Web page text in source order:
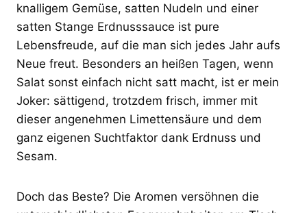
knalligem Gemüse, satten Nudeln und einer
satten Stange Erdnusssauce ist pure
Lebensfreude, auf die man sich jedes Jahr aufs
Neue freut. Besonders an heißen Tagen, wenn
Salat sonst einfach nicht satt macht, ist er mein
Joker: sättigend, trotzdem frisch, immer mit
dieser angenehmen Limettensäure und dem
ganz eigenen Suchtfaktor dank Erdnuss und
Sesam.
Doch das Beste? Die Aromen versöhnen die